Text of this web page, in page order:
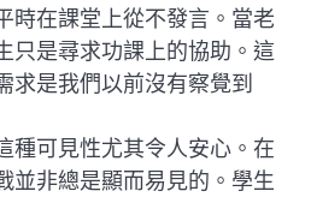
時在課堂上從不發言。當老
只是尋求功課上的協助。這
求是我們以前沒有察覺到
種可見性尤其令人安心。在
並非總是顯而易見的。學生